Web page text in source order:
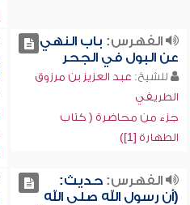
الفهرس: باب النهي
عن البول في الجحر
للشيخ: عبد العزيز بن مرزوق
الطريفي
جزء من محاضرة ( كتاب
الطهارة [1])
الفهرس:حديث:
(أن رسول الله صلى الله